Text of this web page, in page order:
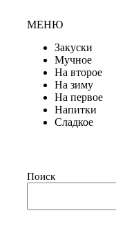
МЕНЮ
Закуски
Мучное
На второе
На зиму
На первое
Напитки
Сладкое
Поиск